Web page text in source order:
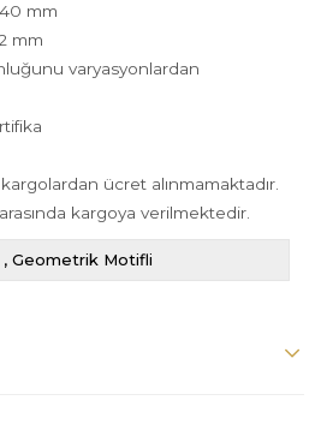
mm
mm
varyasyonlardan
ücret alınmamaktadır.
kargoya verilmektedir.
Geometrik Motifli